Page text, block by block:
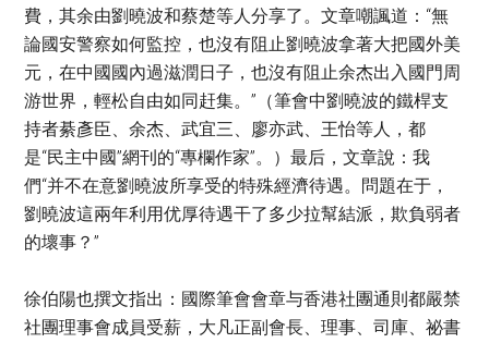
費，其余由劉曉波和蔡楚等人分享了。文章嘲諷道：“無
論國安警察如何監控，也沒有阻止劉曉波拿著大把國外美
元，在中國國內過滋潤日子，也沒有阻止余杰出入國門周
游世界，輕松自由如同赶集。”（筆會中劉曉波的鐵桿支
持者綦彥臣、余杰、武宜三、廖亦武、王怡等人，都
是“民主中國”網刊的“專欄作家”。）最后，文章說：我
們“并不在意劉曉波所享受的特殊經濟待遇。問題在于，
劉曉波這兩年利用优厚待遇干了多少拉幫結派，欺負弱者
的壞事？”
徐伯陽也撰文指出：國際筆會會章与香港社團通則都嚴禁
社團理事會成員受薪，大凡正副會長、理事、司庫、祕書